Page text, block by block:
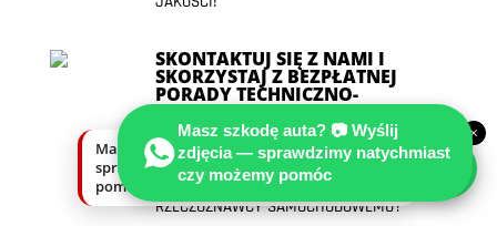
SKONTAKTUJ SIĘ Z NAMI I
SKORZYSTAJ Z BEZPŁATNEJ
PORADY TECHNICZNO-
PRAWNEJ!
NIE WIESZ CZY TWOJA SPRAWA SIĘ
NADAJE ABY PRZEKAZAĆ JĄ
RZECZOZNAWCY SAMOCHODOWEMU?
Masz szkodę auta? 📷 Wyślij
zdjęcia — sprawdzimy natychmiast
czy możemy pomóc
×
Masz szkodę auta? Wyślij zdjęcia —
sprawdzimy natychmiast, czy możemy
pomóc.